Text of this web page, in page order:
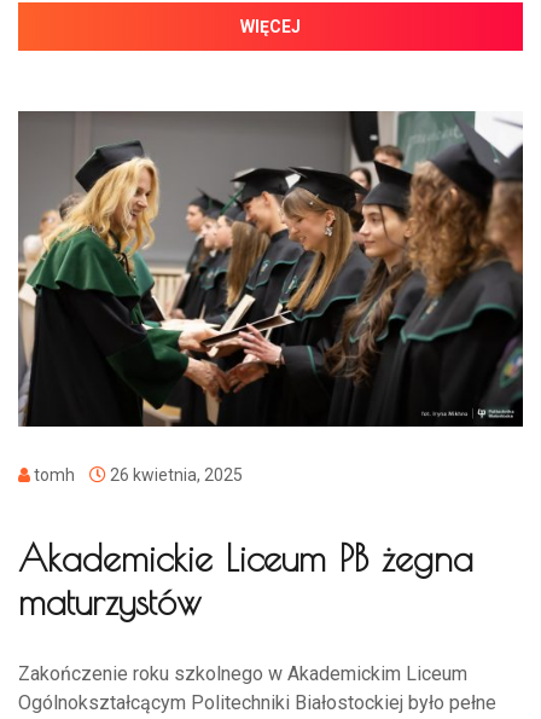
WIĘCEJ
tomh 26 kwietnia, 2025
Akademickie Liceum PB żegna
maturzystów
Zakończenie roku szkolnego w Akademickim Liceum
Ogólnokształcącym Politechniki Białostockiej było pełne